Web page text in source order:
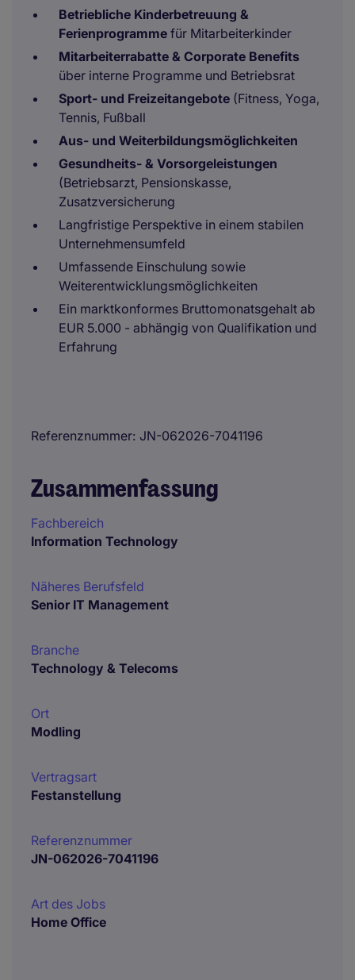
Betriebliche Kinderbetreuung &
Ferienprogramme für Mitarbeiterkinder
Mitarbeiterrabatte & Corporate Benefits
über interne Programme und Betriebsrat
Sport- und Freizeitangebote (Fitness, Yoga,
Tennis, Fußball
Aus- und Weiterbildungsmöglichkeiten
Gesundheits- & Vorsorgeleistungen
(Betriebsarzt, Pensionskasse,
Zusatzversicherung
Langfristige Perspektive in einem stabilen
Unternehmensumfeld
Umfassende Einschulung sowie
Weiterentwicklungsmöglichkeiten
Ein marktkonformes Bruttomonatsgehalt ab
EUR 5.000 - abhängig von Qualifikation und
Erfahrung
Referenznummer JN-062026-7041196
Zusammenfassung
Fachbereich
Information Technology
Näheres Berufsfeld
Senior IT Management
Branche
Technology & Telecoms
Ort
Modling
Vertragsart
Festanstellung
Referenznummer
JN-062026-7041196
Art des Jobs
Home Office